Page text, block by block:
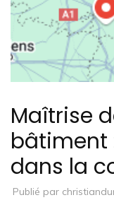
Maîtrise
bâtiment
dans la
Publié par